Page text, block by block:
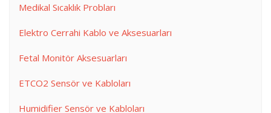
Medikal Sıcaklık Probları
Elektro Cerrahi Kablo ve Aksesuarları
Fetal Monitör Aksesuarları
ETCO2 Sensör ve Kabloları
Humidifier Sensör ve Kabloları